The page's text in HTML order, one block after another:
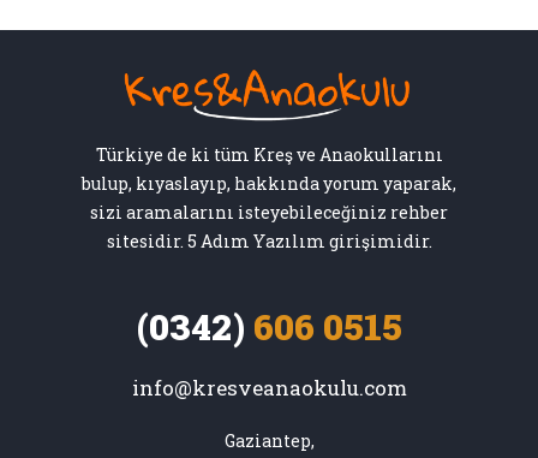
Türkiye de ki tüm Kreş ve Anaokullarını
bulup, kıyaslayıp, hakkında yorum yaparak,
sizi aramalarını isteyebileceğiniz rehber
sitesidir. 5 Adım Yazılım girişimidir.
(0342) 606 0515
info@kresveanaokulu.com
Gaziantep,